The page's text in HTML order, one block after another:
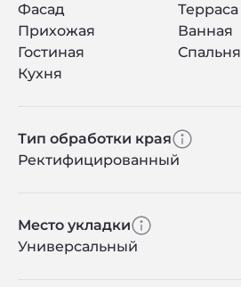
Фасад
Терраса
Прихожая
Ванная
Гостиная
Спальня
Кухня
Тип обработки края
Ректифицированный
Место укладки
Универсальный